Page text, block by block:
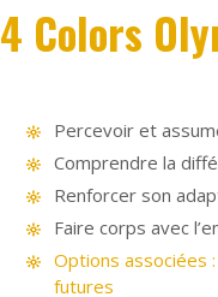
4 Colors
Percevoir et
Comprendre la
Renforcer son
Faire corps avec
Options associées
futures